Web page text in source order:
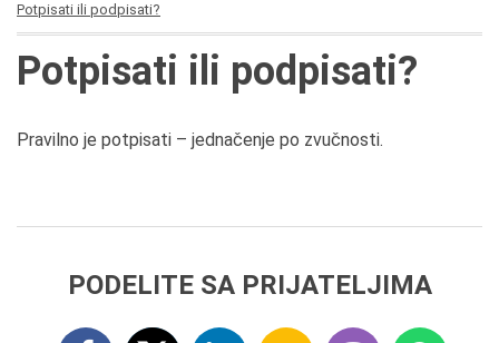
Potpisati ili podpisati?
Potpisati ili podpisati?
Pravilno je potpisati – jednačenje po zvučnosti.
PODELITE SA PRIJATELJIMA